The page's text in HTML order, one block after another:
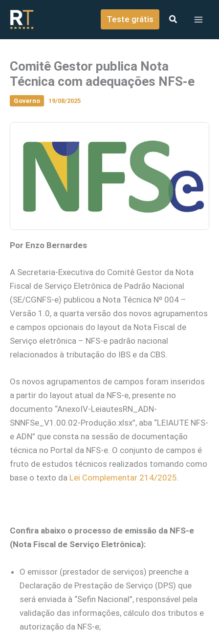
conteúdo
Teste grátis
Comitê Gestor publica Nota
Técnica com adequações NFS-e
Governo 19/08/2025
Por Enzo Bernardes
A Secretaria-Executiva do Comitê Gestor da Nota
Fiscal de Serviço Eletrônica de Padrão Nacional
(SE/CGNFS-e) publicou a Nota Técnica Nº 004 –
Versão 1.0, a quarta versão dos novos agrupamentos
e campos opcionais do layout da Nota Fiscal de
Serviço eletrônica – NFS-e padrão nacional
relacionados à tributação do IBS e da CBS.
Os novos agrupamentos de campos foram inseridos
a partir do layout atual da NFS-e, presente no
documento “AnexoIV-LeiautesRN_ADN-
SNNFSe_V1.00.02-Produção.xlsx”, aba “LEIAUTE NFS-
e ADN” que consta na sessão de documentação
técnica no Portal da NFS-e. O conjunto de campos é
fruto de estudos técnicos realizados tomando como
base o texto da Lei Complementar 214/2025.
Confira abaixo o processo de emissão da NFS-e
(Nota Fiscal de Serviço Eletrônica):
O emissor (prestador de serviços) preenche a
Declaração de Prestação de Serviço (DPS) que
será enviada à “Sefin Nacional”, responsável pela
validação das informações, cálculo dos tributos e
autorização da NFS-e;